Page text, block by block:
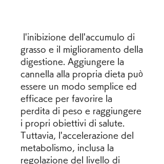
grasso e il miglioramento della
digestione. Aggiungere la
cannella alla propria dieta può
essere un modo semplice ed
efficace per favorire la
perdita di peso e raggiungere
i propri obiettivi di salute.
Tuttavia, l'accelerazione del
metabolismo, inclusa la
regolazione del livello di